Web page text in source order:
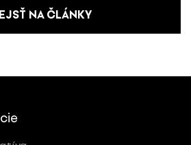
NA ČLÁNKY